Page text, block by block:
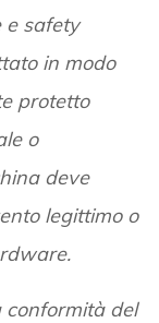
e safety
in modo
protetto
o
deve
legittimo o
del